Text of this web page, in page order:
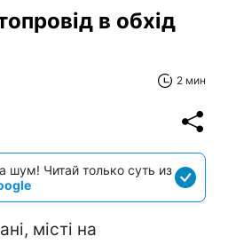
в обхід
2 мин
шум! Читай только суть из
місті на